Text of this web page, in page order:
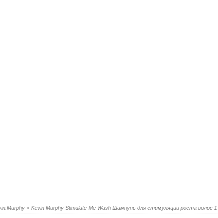
> Kevin Murphy Stimulate-Me Wash Шампунь для стимуляции роста волос 1